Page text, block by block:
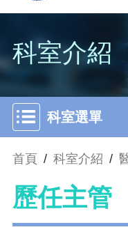
科室介紹
科室選單
首頁 / 科室介紹 /
歷任主管